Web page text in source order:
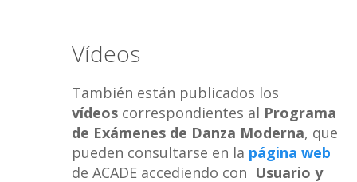
Vídeos
También están publicados los
vídeos correspondientes al Programa
de Exámenes de Danza Moderna, que
pueden consultarse en la página web
de ACADE accediendo con Usuario y